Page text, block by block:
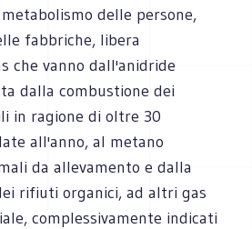
delle persone,
fabbriche, libera
che vanno dall'anidride
dalla combustione dei
in ragione di oltre 30
all'anno, al metano
da allevamento e dalla
rifiuti organici, ad altri gas
complessivamente indicati